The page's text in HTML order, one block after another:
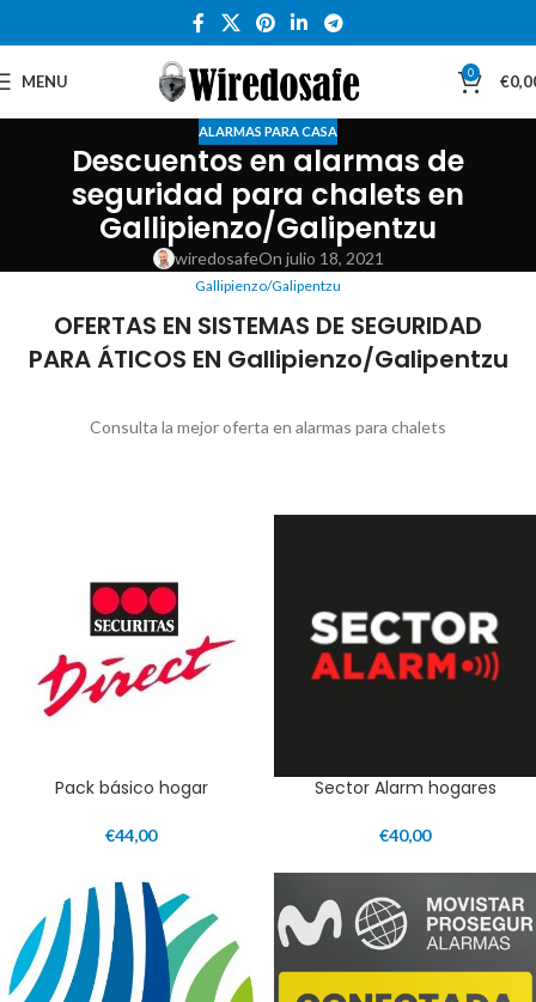
MENU 0 €
ALARMAS PARA CASA
Descuentos en alarmas de
seguridad para chalets en
Gallipienzo/Galipentzu
wiredosafeOn julio 18, 2021
Gallipienzo/Galipentzu
OFERTAS EN SISTEMAS DE SEGURIDAD
PARA ÁTICOS EN Gallipienzo/Galipentzu
Consulta la mejor oferta en alarmas para chalets
Pack básico hogar
€44,00
Sector Alarm hogares
€40,00